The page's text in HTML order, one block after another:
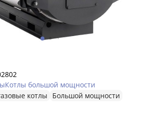
Котлы большой мощности
котлы
Большой мощности